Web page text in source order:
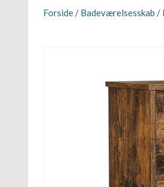
Forside / Badeværelsesskab /